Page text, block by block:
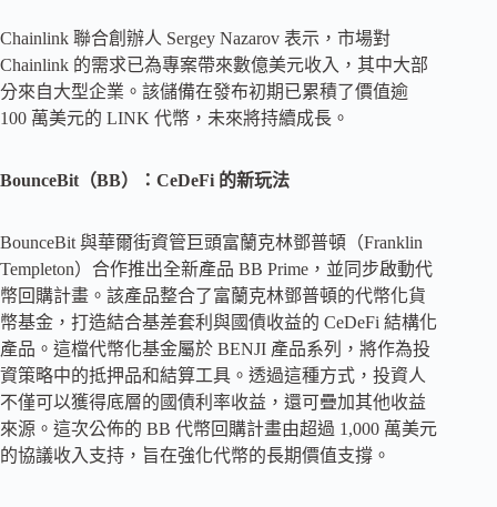
Chainlink 聯合創辦人 Sergey Nazarov 表示，市場對
Chainlink 的需求已為專案帶來數億美元收入，其中大部
分來自大型企業。該儲備在發布初期已累積了價值逾
100 萬美元的 LINK 代幣，未來將持續成長。
BounceBit（BB）：CeDeFi 的新玩法
BounceBit 與華爾街資管巨頭富蘭克林鄧普頓（Franklin
Templeton）合作推出全新產品 BB Prime，並同步啟動代
幣回購計畫。該產品整合了富蘭克林鄧普頓的代幣化貨
幣基金，打造結合基差套利與國債收益的 CeDeFi 結構化
產品。這檔代幣化基金屬於 BENJI 產品系列，將作為投
資策略中的抵押品和結算工具。透過這種方式，投資人
不僅可以獲得底層的國債利率收益，還可疊加其他收益
來源。這次公佈的 BB 代幣回購計畫由超過 1,000 萬美元
的協議收入支持，旨在強化代幣的長期價值支撐。